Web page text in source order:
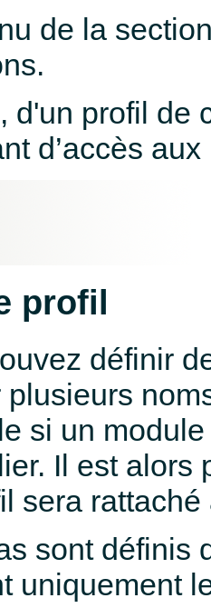
de la
d'un profil de
d’accès
profil
définir
plusieurs
si un
Il est alors
sera
sont définis
uniquement